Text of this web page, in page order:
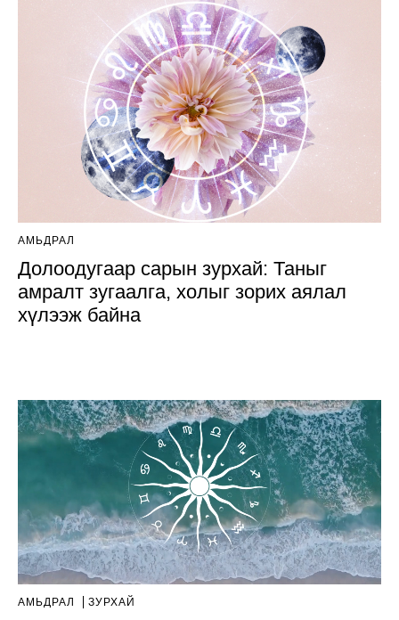
АМЬДРАЛ
Долоодугаар сарын зурхай: Таныг
амралт зугаалга, холыг зорих аялал
хүлээж байна
АМЬДРАЛ ЗУРХАЙ